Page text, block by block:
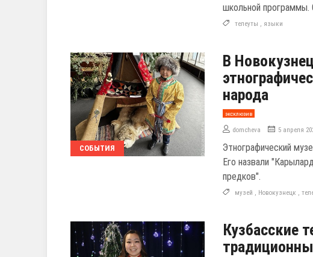
школьной программы.
телеуты , языки
СОБЫТИЯ
В
народа
эксклюзив
domcheva 5 апреля
Этнографический
Его назвали
предков".
музей , Новокузнецк ,
Кузбасские